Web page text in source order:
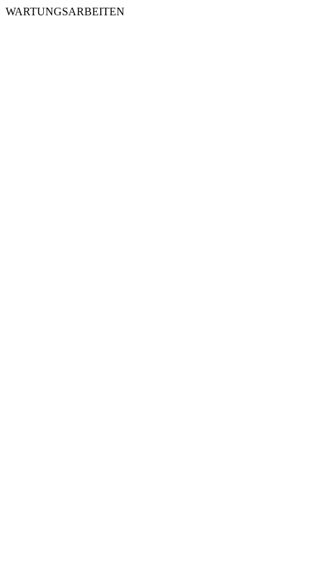
WARTUNGSARBEITEN